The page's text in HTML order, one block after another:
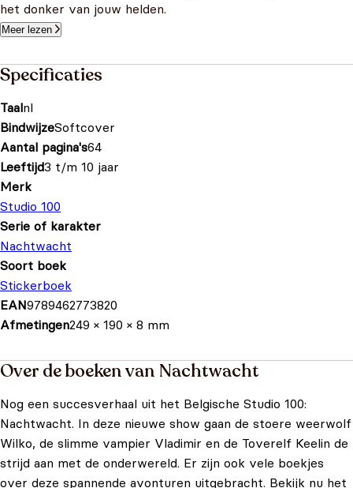
het donker van jouw helden.
Meer lezen
Specificaties
Taalnl
BindwijzeSoftcover
Aantal pagina's64
Leeftijd3 t/m 10 jaar
Merk
Studio 100
Serie of karakter
Nachtwacht
Soort boek
Stickerboek
EAN9789462773820
Afmetingen249 × 190 × 8 mm
Over de boeken van Nachtwacht
Nog een succesverhaal uit het Belgische Studio 100:
Nachtwacht. In deze nieuwe show gaan de stoere weerwolf
Wilko, de slimme vampier Vladimir en de Toverelf Keelin de
strijd aan met de onderwereld. Er zijn ook vele boekjes
over deze spannende avonturen uitgebracht. Bekijk nu het